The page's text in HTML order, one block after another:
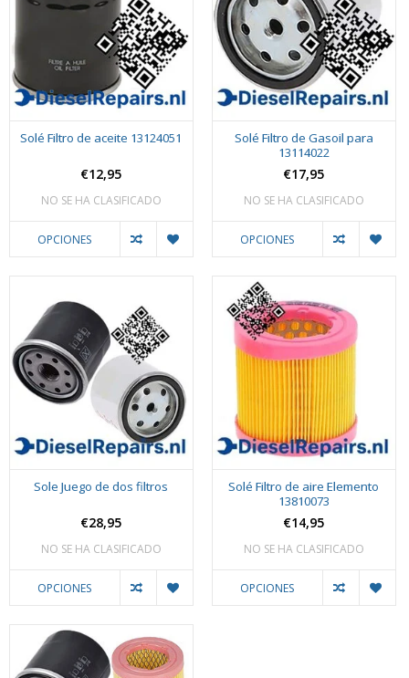
Solé Filtro de aceite 13124051
€12,95
NO SE HA CLASIFICADO
OPCIONES
Solé Filtro de Gasoil para
13114022
€17,95
NO SE HA CLASIFICADO
OPCIONES
Sole Juego de dos filtros
€28,95
NO SE HA CLASIFICADO
OPCIONES
Solé Filtro de aire Elemento
13810073
€14,95
NO SE HA CLASIFICADO
OPCIONES